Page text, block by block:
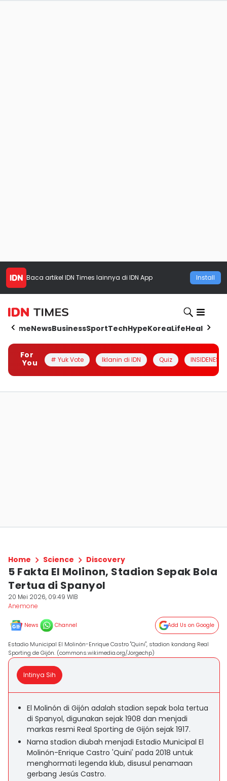
Baca artikel IDN Times lainnya di IDN App Install
HomeNewsBusinessSportTechHypeKoreaLifeHealth
For
You
# Yuk Vote Iklanin di IDN Quiz INSIDENESIA
Home Science Discovery
5 Fakta El Molinon, Stadion Sepak Bola
Tertua di Spanyol
20 Mei 2026, 09:49 WIB
Anemone
News Channel Add Us on Google
Estadio Municipal El Molinón-Enrique Castro "Quini", stadion kandang Real
Sporting de Gijón. (commons.wikimedia.org/Jorgechp)
Intinya Sih
El Molinón di Gijón adalah stadion sepak bola tertua
di Spanyol, digunakan sejak 1908 dan menjadi
markas resmi Real Sporting de Gijón sejak 1917.
Nama stadion diubah menjadi Estadio Municipal El
Molinón-Enrique Castro 'Quini' pada 2018 untuk
menghormati legenda klub, disusul penamaan
gerbang Jesús Castro.